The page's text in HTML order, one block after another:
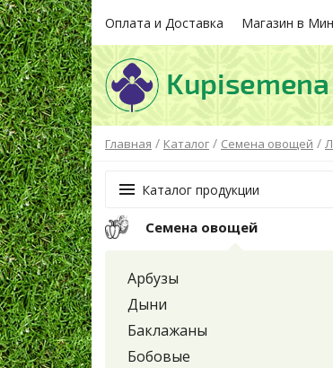
Оплата и Доставка Магазин в
Главная / Каталог / Семена овощей /
Каталог продукции
Семена овощей
Арбузы
Дыни
Баклажаны
Бобовые